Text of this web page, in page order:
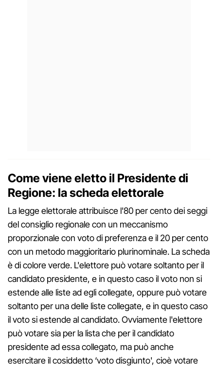
Come viene eletto il Presidente di
Regione: la scheda elettorale
La legge elettorale attribuisce l'80 per cento dei seggi
del consiglio regionale con un meccanismo
proporzionale con voto di preferenza e il 20 per cento
con un metodo maggioritario plurinominale. La scheda
è di colore verde. L'elettore può votare soltanto per il
candidato presidente, e in questo caso il voto non si
estende alle liste ad egli collegate, oppure può votare
soltanto per una delle liste collegate, e in questo caso
il voto si estende al candidato. Ovviamente l'elettore
può votare sia per la lista che per il candidato
presidente ad essa collegato, ma può anche
esercitare il cosiddetto ‘voto disgiunto', cioè votare